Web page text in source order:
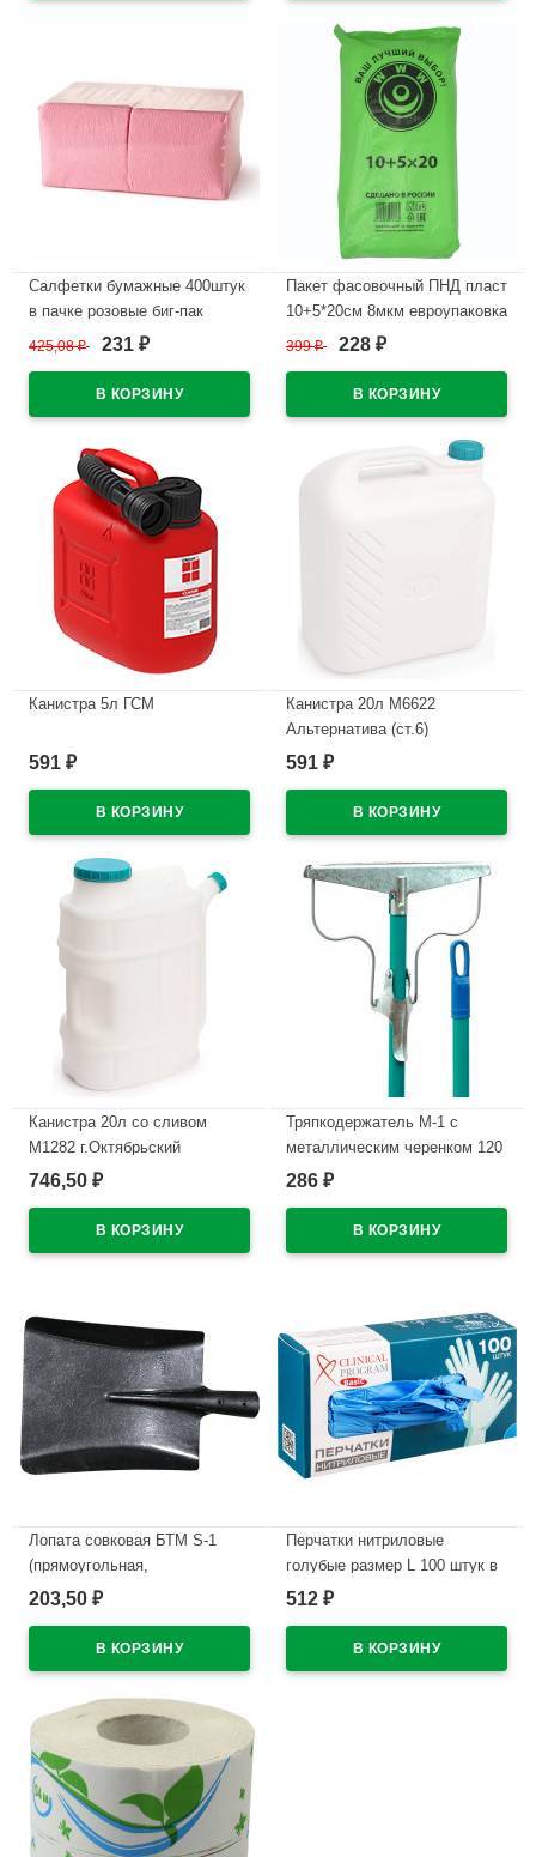
Салфетки бумажные 400штук
в пачке розовые биг-пак
В наличии
425,08₽ 231 ₽
Пакет фасовочный ПНД пласт
10+5*20см 8мкм евроупаковка
В наличии
399₽ 228 ₽
Канистра 5л ГСМ
591 ₽
Канистра 20л М6622
Альтернатива (ст.6)
В наличии
591 ₽
Канистра 20л со сливом
М1282 г.Октябрьский
В наличии
746,50 ₽
Тряпкодержатель М-1 с
металлическим черенком 120
см уп.
286 ₽
Лопата совковая БТМ S-1
(прямоугольная,
песочная,угольная)
203,50 ₽
Перчатки нитриловые
голубые размер L 100 штук в
упаковке
512 ₽